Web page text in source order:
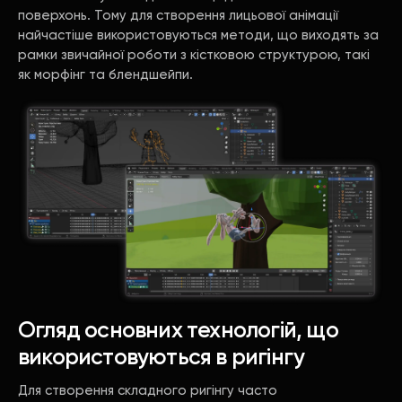
поверхонь. Тому для створення лицьової анімації
найчастіше використовуються методи, що виходять за
рамки звичайної роботи з кістковою структурою, такі
як морфінг та блендшейпи.
Огляд основних технологій, що
використовуються в ригінгу
Для створення складного ригінгу часто